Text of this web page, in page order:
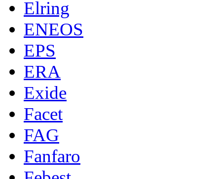
Elring
ENEOS
EPS
ERA
Exide
Facet
FAG
Fanfaro